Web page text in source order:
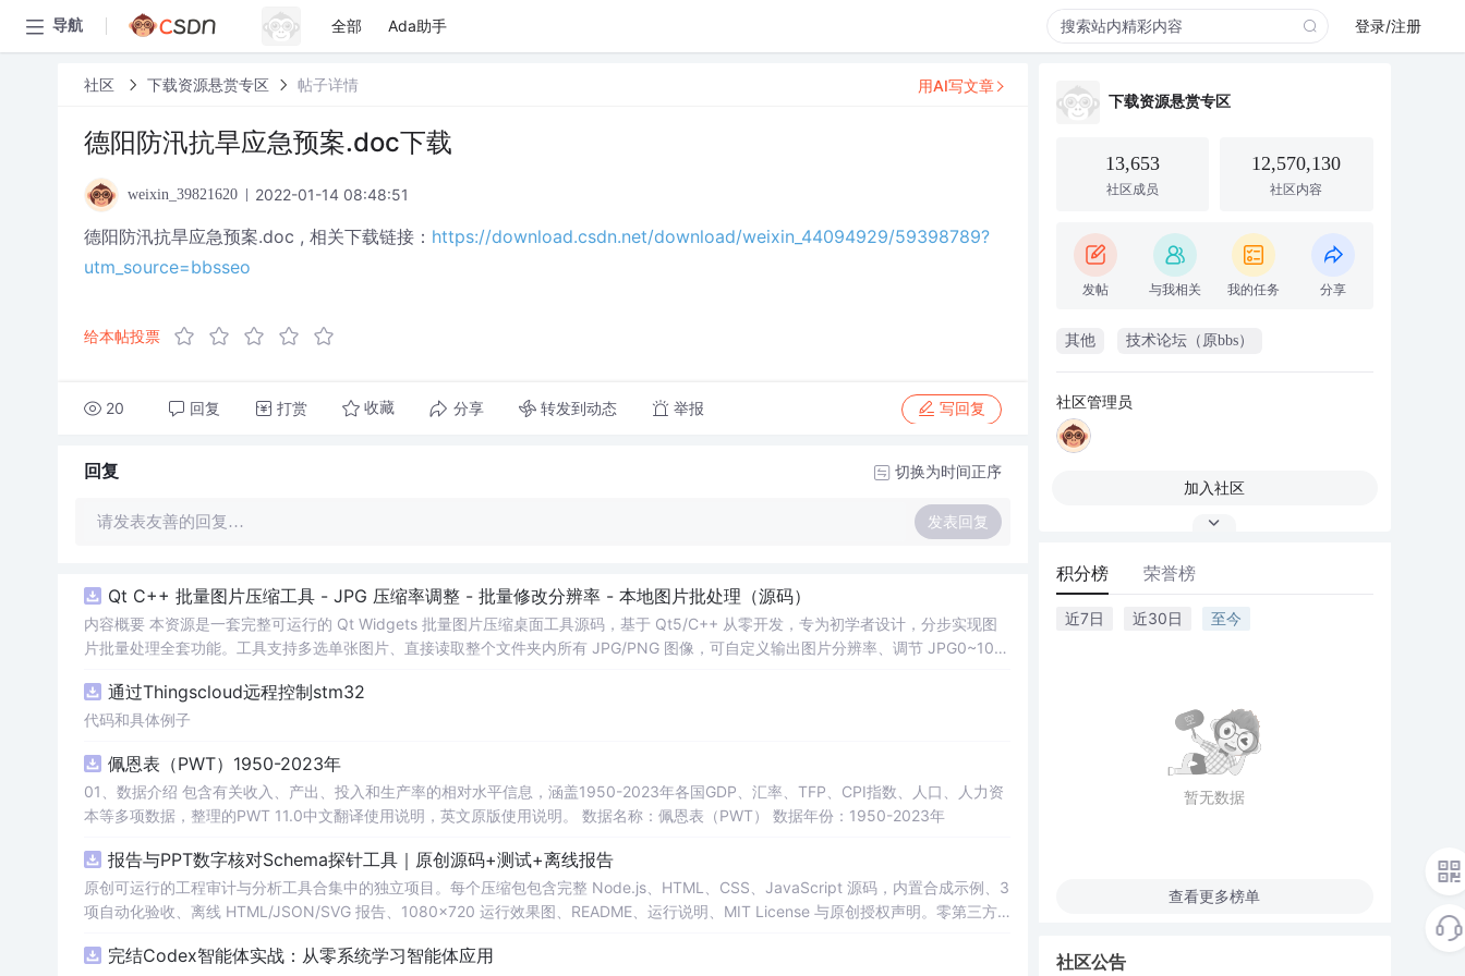
导航 全部 Ada助手 登录/注册
社区 下载资源悬赏专区 帖子详情
德阳防汛抗旱应急预案.doc下载
weixin_39821620 2022-01-14 08:48:51
德阳防汛抗旱应急预案.doc , 相关下载链接： https://download.csdn.net/download/weixin_44094929/59398789?
utm_source=bbsseo
给本帖投票
20 回复 打赏 收藏 分享 转发到动态 举报 写回复
用AI写文章
回复 切换为时间正序
请发表友善的回复… 发表回复
Qt C++ 批量图片压缩工具 - JPG 压缩率调整 - 批量修改分辨率 - 本地图片批处理（源码）
内容概要 本资源是一套完整可运行的 Qt Widgets 批量图片压缩桌面工具源码，基于 Qt5/C++ 从零开发，专为初学者设计，分步实现图
片批量处理全套功能。工具支持多选单张图片、直接读取整个文件夹内所有 JPG/PNG 图像，可自定义输出图片分辨率、调节 JPG0~100
示压缩效果。 适用人群 Qt/C++ 零基础初学者，学习 QImage 图像绘图、文件目录遍历、UI 交互开发； 需要本地批量处理图片的办公、
设计、自媒体从业者； 想要学习图片缩放、JPG 压缩、本地文件 IO、进度条交互的开发学习者。 使用场景 自媒体批量压缩配图，降低图
QImage 缩放保存、QSlider 参数联动、批量循环界面防卡顿、文件大小格式化转换全套 Qt 图像开发实战案例。 工具核心功能清单 双模
式导入图片：手动多选单张图片 / 一键读取整个文件夹全部图片； 自定义输出宽高分辨率，支持锁定原始宽高比，避免图片拉伸变形； 滑
块调节 JPG 压缩质量 0~100，平衡图片清晰度与文件占用大小； 自定义输出保存目录，批量生成压缩后的图片文件； 实时进度条展示处
数、成功数量、单张大小对比、整体压缩节省空间比例； 完整模块化代码，功能拆分清晰，每段代码附带详细注释，新手可分步拆解学
习。 其他说明 开发环境：Qt Creator + Qt5.15 MSVC，Windows 平台可直接编译运行； 源码结构清晰，功能
通过Thingscloud远程控制stm32
代码和具体例子
佩恩表（PWT）1950-2023年
01、数据介绍 包含有关收入、产出、投入和生产率的相对水平信息，涵盖1950-2023年各国GDP、汇率、TFP、CPI指数、人口、人力资
本等多项数据，整理的PWT 11.0中文翻译使用说明，英文原版使用说明。 数据名称：佩恩表（PWT） 数据年份：1950-2023年
报告与PPT数字核对Schema探针工具｜原创源码+测试+离线报告
原创可运行的工程审计与分析工具合集中的独立项目。每个压缩包包含完整 Node.js、HTML、CSS、JavaScript 源码，内置合成示例、3
项自动化验收、离线 HTML/JSON/SVG 报告、1080×720 运行效果图、README、运行说明、MIT License 与原创授权声明。零第三方
示与二次开发。运行方法：Node.js 18+ 下执行 npm test 与 npm run report，或启动静态服务器打开 index.html。
完结Codex智能体实战：从零系统学习智能体应用
下载资源悬赏专区
13,653
社区成员
12,570,130
社区内容
发帖 与我相关 我的任务 分享
其他 技术论坛（原bbs）
社区管理员
加入社区
积分榜 荣誉榜
近7日 近30日 至今
暂无数据
查看更多榜单
社区公告